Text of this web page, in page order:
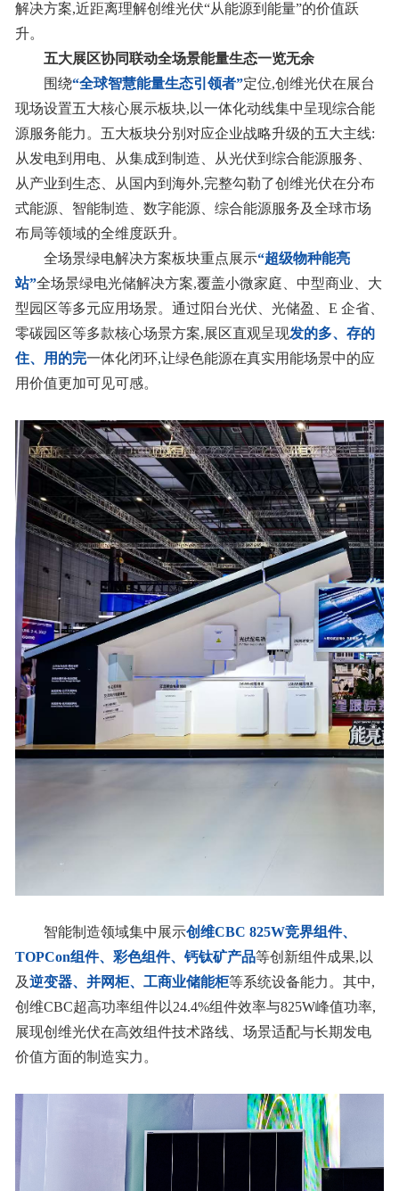
解决方案,近距离理解创维光伏“从能源到能量”的价值跃
升。
五大展区协同联动全场景能量生态一览无余
围绕“全球智慧能量生态引领者”定位,创维光伏在展台
现场设置五大核心展示板块,以一体化动线集中呈现综合能
源服务能力。五大板块分别对应企业战略升级的五大主线:
从发电到用电、从集成到制造、从光伏到综合能源服务、
从产业到生态、从国内到海外,完整勾勒了创维光伏在分布
式能源、智能制造、数字能源、综合能源服务及全球市场
布局等领域的全维度跃升。
全场景绿电解决方案板块重点展示“超级物种能亮
站”全场景绿电光储解决方案,覆盖小微家庭、中型商业、大
型园区等多元应用场景。通过阳台光伏、 光储盈 、E 企省、
零碳园区等多款核心场景方案,展区直观呈现发的多、存的
住、用的完一体化闭环,让绿色能源在真实用能场景中的应
用价值更加可见可感。
智能制造领域集中展示创维CBC 825W竞界组件、
TOPCon组件、彩色组件、 钙钛矿产品等创新组件成果,以
及逆变器、并网柜、工商业储能柜等系统设备能力。其中,
创维CBC超高功率组件以24.4%组件效率与825W峰值功率,
展现创维光伏在高效组件技术路线、场景适配与长期发电
价值方面的制造实力。